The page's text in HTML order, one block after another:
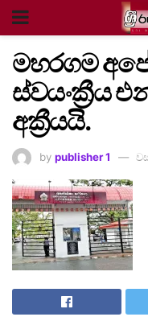
මහරගම
ස්වයංක්‍රීය
අක්‍රීයයි.
by publisher 1